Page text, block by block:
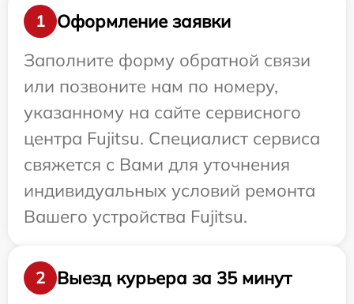
1
Оформление заявки
Заполните форму обратной связи
или позвоните нам по номеру,
указанному на сайте сервисного
центра Fujitsu. Специалист сервиса
свяжется с Вами для уточнения
индивидуальных условий ремонта
Вашего устройства Fujitsu.
2 Выезд курьера за 35 минут